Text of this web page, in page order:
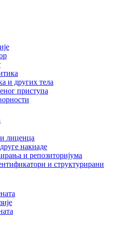
и других тела
приступa
лиценца
накнаде
и репозиторијума
и структурирани